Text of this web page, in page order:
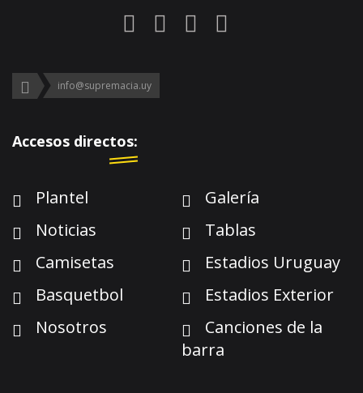
info@supremacia.uy
Accesos directos:
Plantel
Galería
Noticias
Tablas
Camisetas
Estadios Uruguay
Basquetbol
Estadios Exterior
Nosotros
Canciones de la
barra